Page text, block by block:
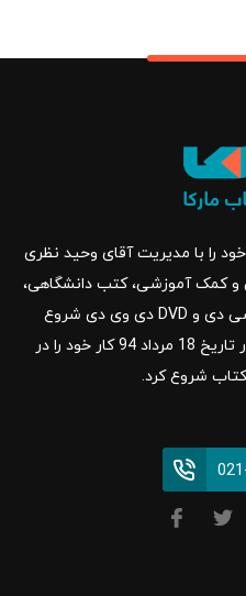
مارکا در سال 1383 کار خود را با مدیریت آقای وحید نظری
کمک آموزشی، کتب دانشگاهی،
کتابهای زبان خارجه، انواع CD سی دی و DVD دی وی دی شروع
کرد.فروشگاه آنلاین کتاب مارکا در تاریخ 18 مرداد 94 کار خود را در
شروع کرد.